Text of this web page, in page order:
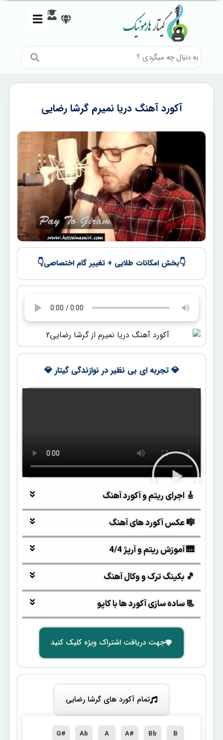
آکورد آهنگ دریا نمیرم گرشا رضایی
👇بخش امکانات طلایی + تغییر گام اختصاصی👇
💎 تجربه ای بی نظیر در نوازندگی گیتار 💎
🎸 اجرای ریتم و آکورد آهنگ
🎼 عکس آکورد های آهنگ
🎹 آموزش ریتم و آرپژ 4/4
🎵 بکینگ ترک و وکال آهنگ
📃 ساده سازی آکورد ها با کاپو
جهت دریافت اشتراک ویژه کلیک کنید
تمام آکورد های گرشا رضایی
B
Bb
A#
A
Ab
G#